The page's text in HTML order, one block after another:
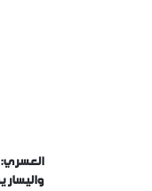
العسري:
واليسار